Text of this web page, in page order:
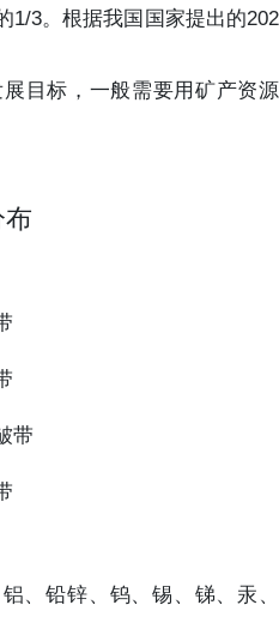
1/3。根据我国国家提出的202
目标，一般需要用矿产资源
带
、铅锌、钨、锡、锑、汞、